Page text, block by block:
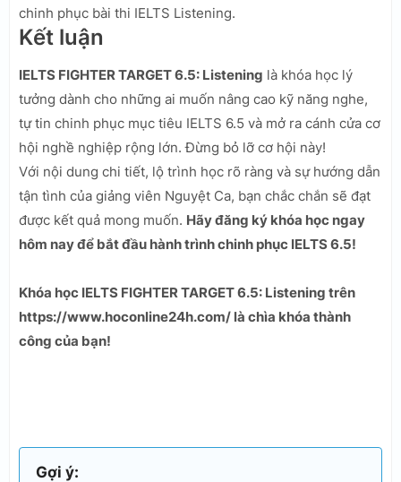
chinh phục bài thi IELTS Listening.
Kết luận
IELTS FIGHTER TARGET 6.5: Listening là khóa học lý
tưởng dành cho những ai muốn nâng cao kỹ năng nghe,
tự tin chinh phục mục tiêu IELTS 6.5 và mở ra cánh cửa cơ
hội nghề nghiệp rộng lớn. Đừng bỏ lỡ cơ hội này!
Với nội dung chi tiết, lộ trình học rõ ràng và sự hướng dẫn
tận tình của giảng viên Nguyệt Ca, bạn chắc chắn sẽ đạt
được kết quả mong muốn. Hãy đăng ký khóa học ngay
hôm nay để bắt đầu hành trình chinh phục IELTS 6.5!
Khóa học IELTS FIGHTER TARGET 6.5: Listening trên
https://www.hoconline24h.com/ là chìa khóa thành
công của bạn!
Gợi ý: